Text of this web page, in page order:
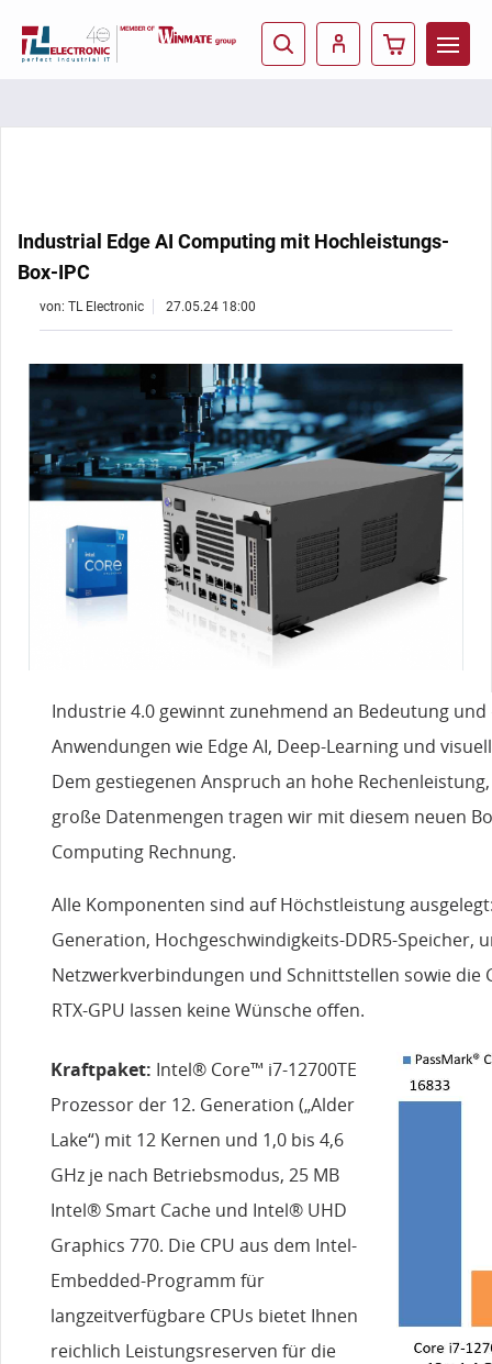
Industrial Edge AI Computing mit Hochleistungs-
Box-IPC
von: TL Electronic 27.05.24 18:00
Industrie 4.0 gewinnt zunehmend an Bedeutung
Anwendungen wie Edge AI, Deep-Learning und
Dem gestiegenen Anspruch an hohe
große Datenmengen tragen wir mit diesem neuen
Computing Rechnung.
Alle Komponenten sind auf Höchstleistung
Generation, Hochgeschwindigkeits-DDR5-Speicher,
Netzwerkverbindungen und Schnittstellen sowie die
RTX-GPU lassen keine Wünsche offen.
Kraftpaket: Intel® Core™ i7-12700TE
Prozessor der 12. Generation („Alder
Lake“) mit 12 Kernen und 1,0 bis 4,6
GHz je nach Betriebsmodus, 25 MB
Intel® Smart Cache und Intel® UHD
Graphics 770. Die CPU aus dem Intel-
Embedded-Programm für
langzeitverfügbare CPUs bietet Ihnen
reichlich Leistungsreserven für die